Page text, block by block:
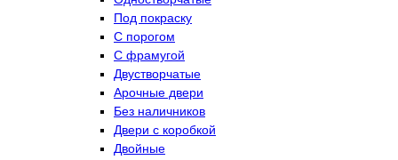
Под покраску
С порогом
С фрамугой
Двустворчатые
Арочные двери
Без наличников
Двери с коробкой
Двойные